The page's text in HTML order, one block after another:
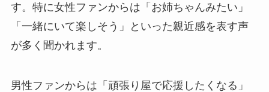
す。特に女性ファンからは「お姉ちゃんみたい」
「一緒にいて楽しそう」といった親近感を表す声
が多く聞かれます。
男性ファンからは「頑張り屋で応援したくなる」